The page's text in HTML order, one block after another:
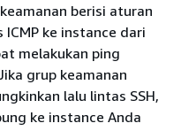
berisi aturan
ke instance dari
melakukan ping
grup keamanan
lalu lintas SSH,
ke instance Anda